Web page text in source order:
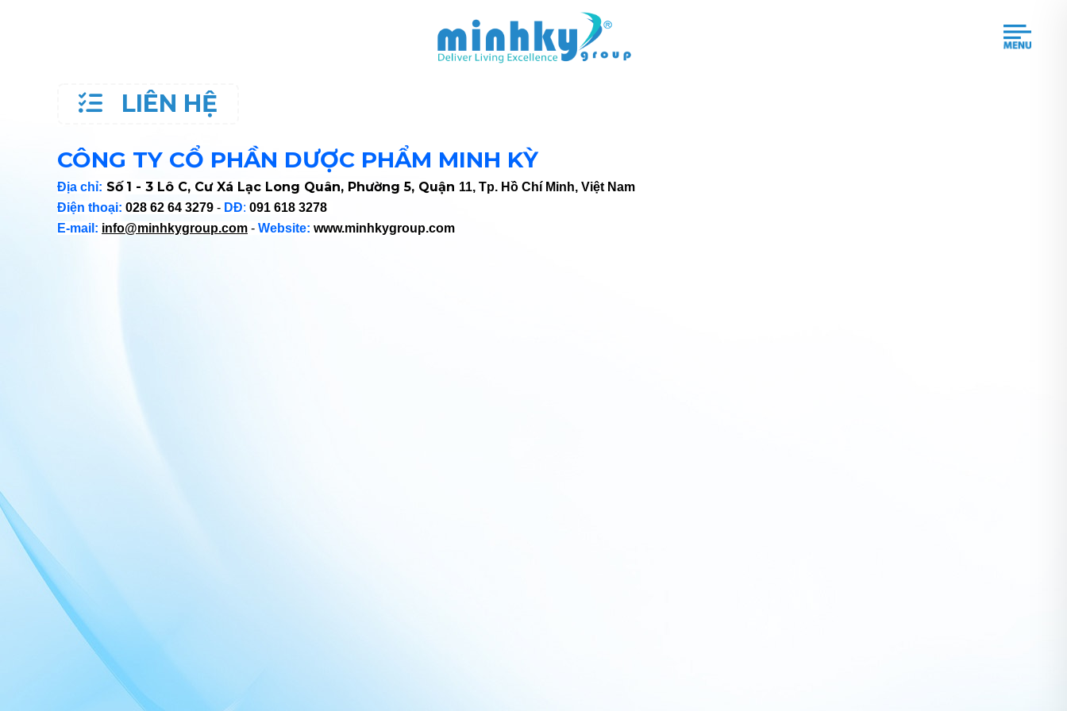
LIÊN HỆ
CÔNG TY CỔ PHẦN DƯỢC PHẨM MINH KỲ
Địa chỉ: Số​ 1 - 3 Lô C, Cư Xá Lạc Long Quân, Phường5, Quận 11, Tp. Hồ Chí Minh, Việt Nam
Điện thoại: 028 62 64 3279 - DĐ: 091 618 3278
E-mail: info@minhkygroup.com - Website: www.minhkygroup.com